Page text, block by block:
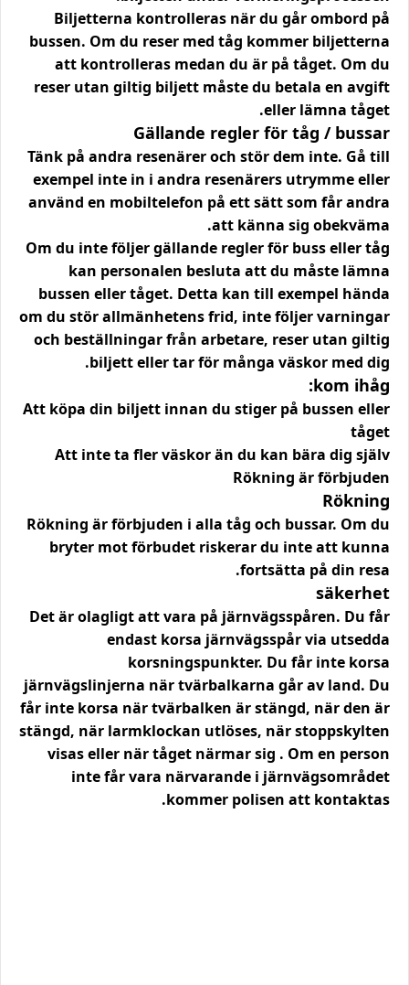
Biljetterna kontrolleras när du går ombord på
bussen. Om du reser med tåg kommer biljetterna
att kontrolleras medan du är på tåget. Om du
reser utan giltig biljett måste du betala en avgift
eller lämna tåget.
Gällande regler för tåg / bussar
Tänk på andra resenärer och stör dem inte. Gå till
exempel inte in i andra resenärers utrymme eller
använd en mobiltelefon på ett sätt som får andra
att känna sig obekväma.
Om du inte följer gällande regler för buss eller tåg
kan personalen besluta att du måste lämna
bussen eller tåget. Detta kan till exempel hända
om du stör allmänhetens frid, inte följer varningar
och beställningar från arbetare, reser utan giltig
biljett eller tar för många väskor med dig.
kom ihåg:
Att köpa din biljett innan du stiger på bussen eller
tåget
Att inte ta fler väskor än du kan bära dig själv
Rökning är förbjuden
Rökning
Rökning är förbjuden i alla tåg och bussar. Om du
bryter mot förbudet riskerar du inte att kunna
fortsätta på din resa.
säkerhet
Det är olagligt att vara på järnvägsspåren. Du får
endast korsa järnvägsspår via utsedda
korsningspunkter. Du får inte korsa
järnvägslinjerna när tvärbalkarna går av land. Du
får inte korsa när tvärbalken är stängd, när den är
stängd, när larmklockan utlöses, när stoppskylten
visas eller när tåget närmar sig . Om en person
inte får vara närvarande i järnvägsområdet
kommer polisen att kontaktas.